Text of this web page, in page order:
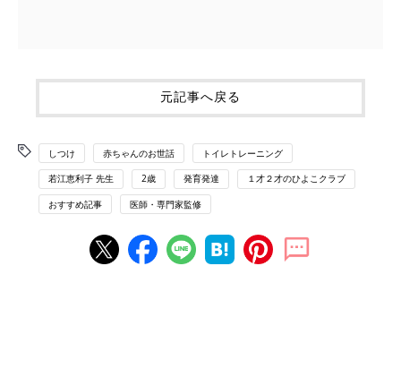
元記事へ戻る
しつけ 赤ちゃんのお世話 トイレトレーニング
若江恵利子 先生 2歳 発育発達 １才２才のひよこクラブ
おすすめ記事 医師・専門家監修